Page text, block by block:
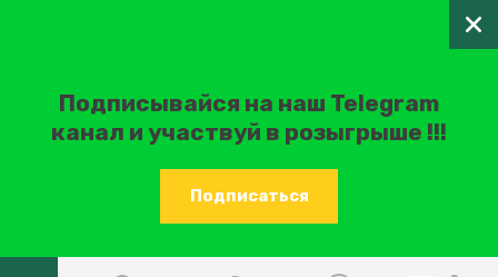
Подписывайся на наш Telegram
канал и участвуй в розыгрыше !!!
Подписаться